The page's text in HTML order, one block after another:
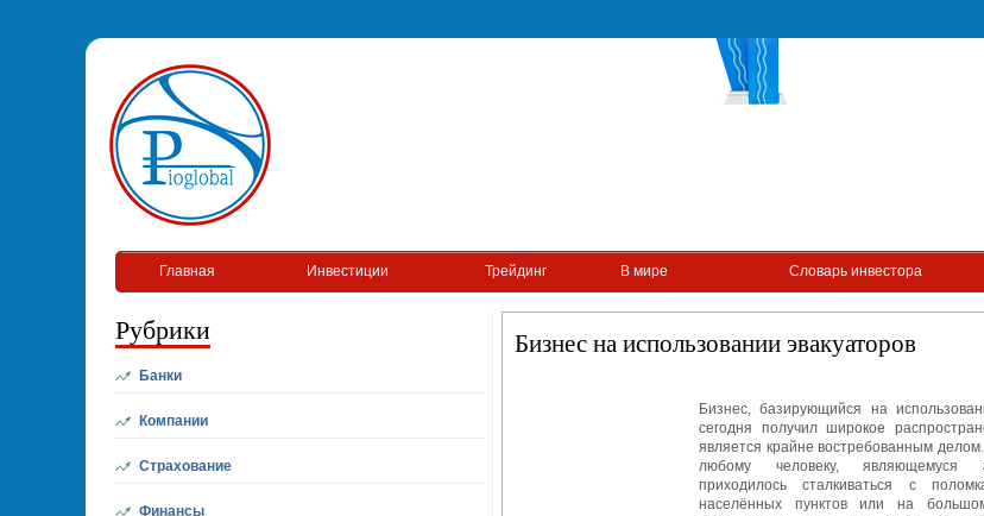
Главная Инвестиции Трейдинг В мире Словарь инвестора
Рубрики
Банки
Компании
Страхование
Финансы
Бизнес на использовании эвакуаторов
Бизнес, базирующийся на
сегодня получил широкое
является крайне востребованным
любому человеку, являющемуся
приходилось сталкиваться с
населённых пунктов или на